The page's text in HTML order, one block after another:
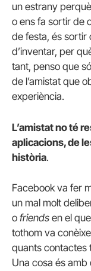
un estrany
o ens fa sortir de
de festa, és sortir
d’inventar, per
tant, penso que
de l’amistat que
experiència.
L’amistat no té
aplicacions, de
història.
Facebook va fer
un mal molt
o friends en el
tothom va
quants contactes
Una cosa és